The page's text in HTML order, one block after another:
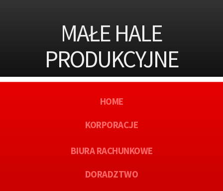
MAŁE HALE
PRODUKCYJNE
HOME
KORPORACJE
BIURA RACHUNKOWE
DORADZTWO